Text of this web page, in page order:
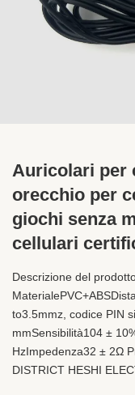
Auricolari per
orecchio per
giochi senza
cellulari
Descrizione del
to3.5mmz, codice PIN
mmSensibilità104 ±
HzImpedenza32 ± 2Ω
DISTRICT HESHI